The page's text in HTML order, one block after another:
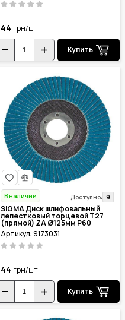
44 грн/шт.
Купить
В наличии Доступно: 9
SIGMA Диск шлифовальный
лепестковый торцевой Т27
(прямой) ZA Ø125мм P60
9173031
Артикул: 9173031
44 грн/шт.
Купить